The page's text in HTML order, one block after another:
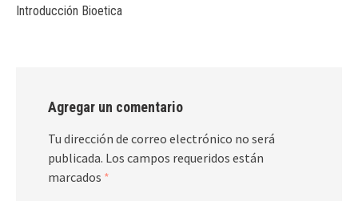
Introducción Bioetica
Agregar un comentario
Tu dirección de correo electrónico no será
publicada. Los campos requeridos están
marcados *